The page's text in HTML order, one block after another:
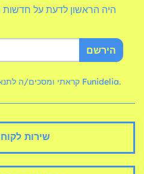
היה הראשון לדעת על חדשות
הירשם
קראתי ומסכים/ה של Funidelia.
שירות